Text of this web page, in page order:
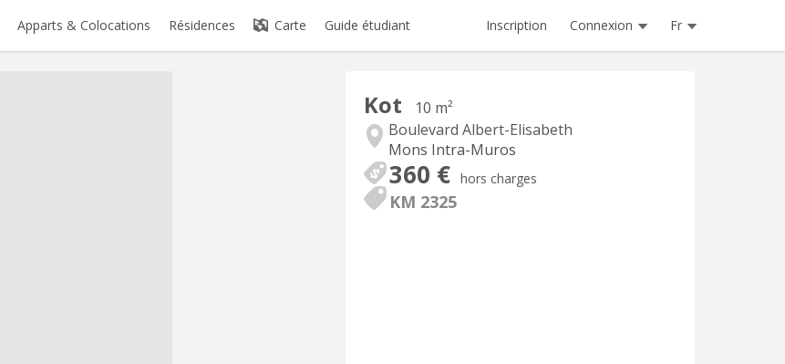
Apparts & Colocations Résidences Carte Guide étudiant Inscription Connexion Fr
Kot
10 m²
Boulevard Albert-Elisabeth
Mons Intra-Muros
360 € hors charges
KM 2325